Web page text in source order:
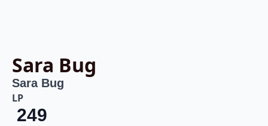
Sara Bug
Sara Bug
LP
249